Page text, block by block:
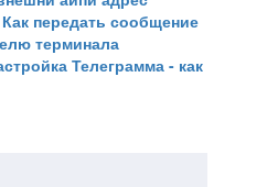
передать сообщение
терминала
Телеграмма - как